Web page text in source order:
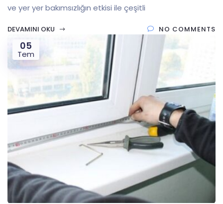
ve yer yer bakımsızlığın etkisi ile çeşitli
DEVAMINI OKU NO COMMENTS
05
Tem